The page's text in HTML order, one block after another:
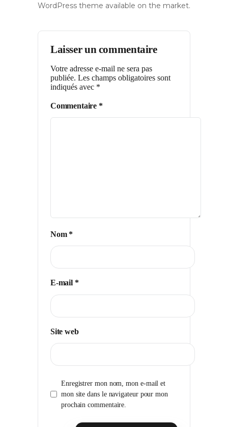
WordPress theme available on the market.
Laisser un commentaire
Votre adresse e-mail ne sera pas
publiée. Les champs obligatoires sont
indiqués avec *
Commentaire *
Nom *
E-mail *
Site web
Enregistrer mon nom, mon e-mail et
mon site dans le navigateur pour mon
prochain commentaire.